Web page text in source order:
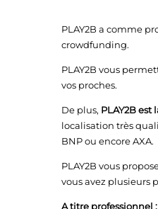
PLAY2B a comme
crowdfunding.
PLAY2B vous
vos proches.
De plus, PLAY2B est
localisation très
BNP ou encore AXA.
PLAY2B vous
vous avez plusieurs
A titre professionnel :